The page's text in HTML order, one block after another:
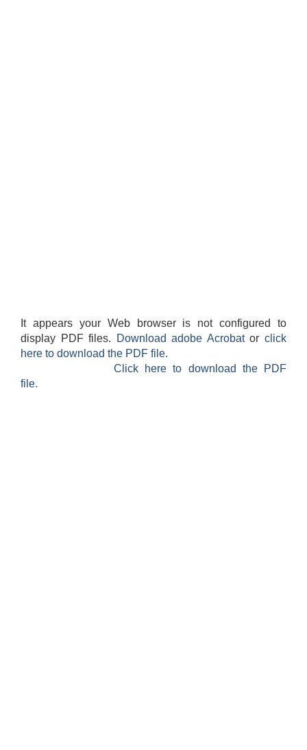
It appears your Web browser is not configured to
display PDF files.
Download adobe Acrobatorclick
here to download the PDF file.
Click here to download the PDF
file.